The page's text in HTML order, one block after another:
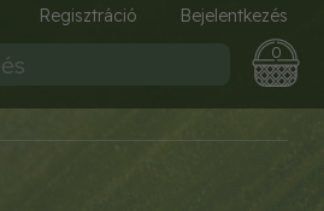
Regisztráció Bejelentkezés
0